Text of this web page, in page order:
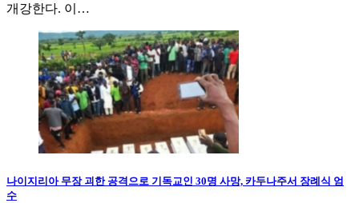
개강한다. 이…
나이지리아 무장 괴한 공격으로 기독교인 30명 사망, 카두나주서 장례식 엄
수